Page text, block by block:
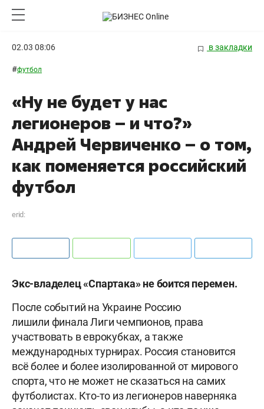
02.03 08:06 в закладки
#футбол
«Ну не будет у нас
легионеров – и что?»
Андрей Червиченко – о том,
как поменяется российский
футбол
erid:
Экс-владелец «Спартака» не боится перемен.
После событий на Украине Россию
лишили финала Лиги чемпионов, права
участвовать в еврокубках, а также
международных турнирах. Россия становится
всё более и более изолированной от мирового
спорта, что не может не сказаться на самих
футболистах. Кто-то из легионеров наверняка